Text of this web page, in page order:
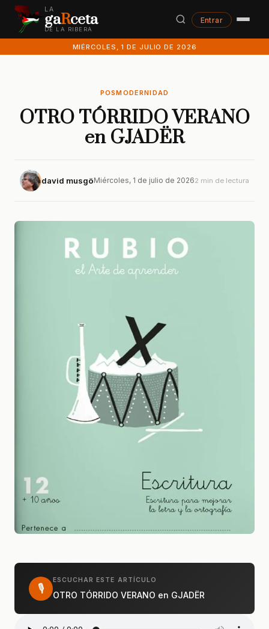
LA
gaRceta
DE LA RIBERA
Entrar
MIÉRCOLES, 1 DE JULIO DE 2026
POSMODERNIDAD
OTRO TÓRRIDO VERANO
en GJADËR
david musgöMiércoles, 1 de julio de 20262 min de lectura
🎙
ESCUCHAR ESTE ARTÍCULO
OTRO TÓRRIDO VERANO en GJADËR